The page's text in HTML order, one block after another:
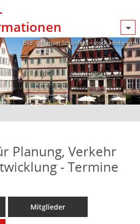
Bild: @Manuel Schönfeld – stock.adobe.com
Planung, Verkehr
- Termine
Mitglieder